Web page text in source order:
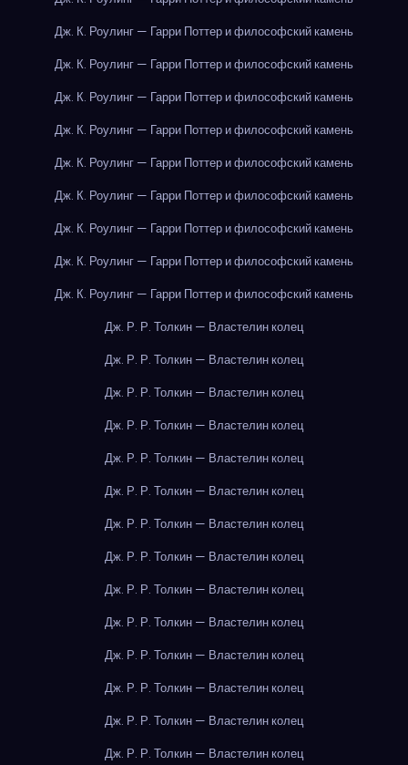
Дж. К. Роулинг — Гарри Поттер и философский камень
Дж. К. Роулинг — Гарри Поттер и философский камень
Дж. К. Роулинг — Гарри Поттер и философский камень
Дж. К. Роулинг — Гарри Поттер и философский камень
Дж. К. Роулинг — Гарри Поттер и философский камень
Дж. К. Роулинг — Гарри Поттер и философский камень
Дж. К. Роулинг — Гарри Поттер и философский камень
Дж. К. Роулинг — Гарри Поттер и философский камень
Дж. К. Роулинг — Гарри Поттер и философский камень
Дж. Р. Р. Толкин — Властелин колец
Дж. Р. Р. Толкин — Властелин колец
Дж. Р. Р. Толкин — Властелин колец
Дж. Р. Р. Толкин — Властелин колец
Дж. Р. Р. Толкин — Властелин колец
Дж. Р. Р. Толкин — Властелин колец
Дж. Р. Р. Толкин — Властелин колец
Дж. Р. Р. Толкин — Властелин колец
Дж. Р. Р. Толкин — Властелин колец
Дж. Р. Р. Толкин — Властелин колец
Дж. Р. Р. Толкин — Властелин колец
Дж. Р. Р. Толкин — Властелин колец
Дж. Р. Р. Толкин — Властелин колец
Дж. Р. Р. Толкин — Властелин колец